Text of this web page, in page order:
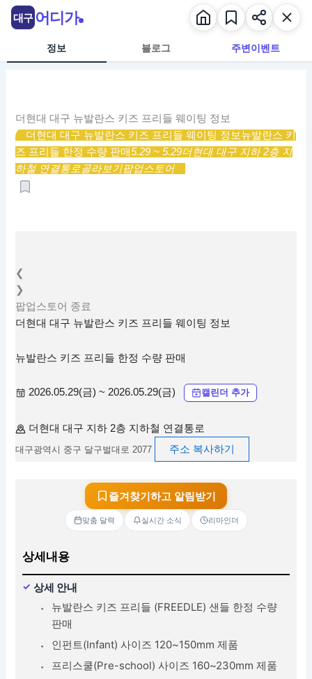
정보 블로그 주변이벤트
더현대 대구 뉴발란스 키즈 프리들 웨이팅 정보
더현대 대구 뉴발란스 키즈 프리들 웨이팅 정보뉴발란스 키
즈 프리들 한정 수량 판매5.29 ~ 5.29더현대 대구 지하 2층 지
하철 연결통로골라보기팝업스토어
❮
❯
팝업스토어 종료
더현대 대구 뉴발란스 키즈 프리들 웨이팅 정보
뉴발란스 키즈 프리들 한정 수량 판매
2026.05.29(금) ~ 2026.05.29(금) 캘린더 추가
더현대 대구 지하 2층 지하철 연결통로
대구광역시 중구 달구벌대로 2077 주소 복사하기
즐겨찾기하고 알림받기
맞춤 달력 실시간 소식 리마인더
상세내용
상세 안내
뉴발란스 키즈 프리들 (FREEDLE) 샌들 한정 수량
판매
인펀트(Infant) 사이즈 120~150mm 제품
프리스쿨(Pre-school) 사이즈 160~230mm 제품
대구 어디가